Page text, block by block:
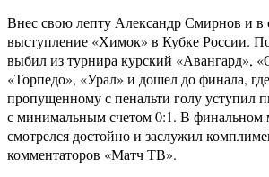
Внес свою лепту Александр Смирнов и в
выступление «Химок» в Кубке России.
выбил из турнира курский «Авангард»,
«Торпедо», «Урал» и дошел до финала,
пропущенному с пенальти голу уступил
с минимальным счетом 0:1. В финальном
смотрелся достойно и заслужил
комментаторов «Матч ТВ».